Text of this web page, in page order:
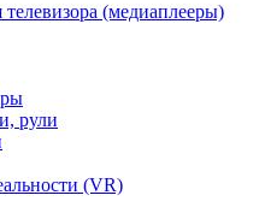
(медиаплееры)
рули
(VR)